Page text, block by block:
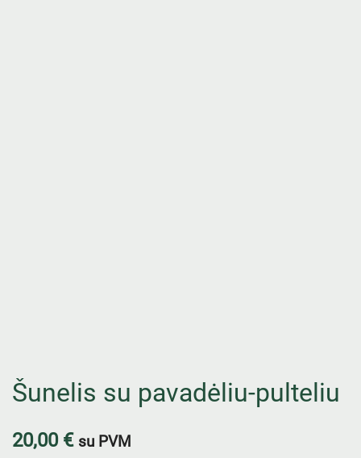
Šunelis su pavadėliu-pulteliu
20,00 € su PVM